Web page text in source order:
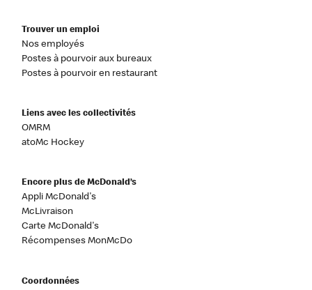
Trouver un emploi
Nos employés
Postes à pourvoir aux bureaux
Postes à pourvoir en restaurant
Liens avec les collectivités
OMRM
atoMc Hockey
Encore plus de McDonald’s
Appli McDonald's
McLivraison
Carte McDonald's
Récompenses MonMcDo
Coordonnées